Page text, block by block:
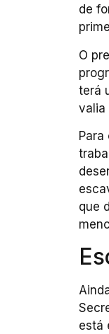
de
O
terá
valia
Para
que
está